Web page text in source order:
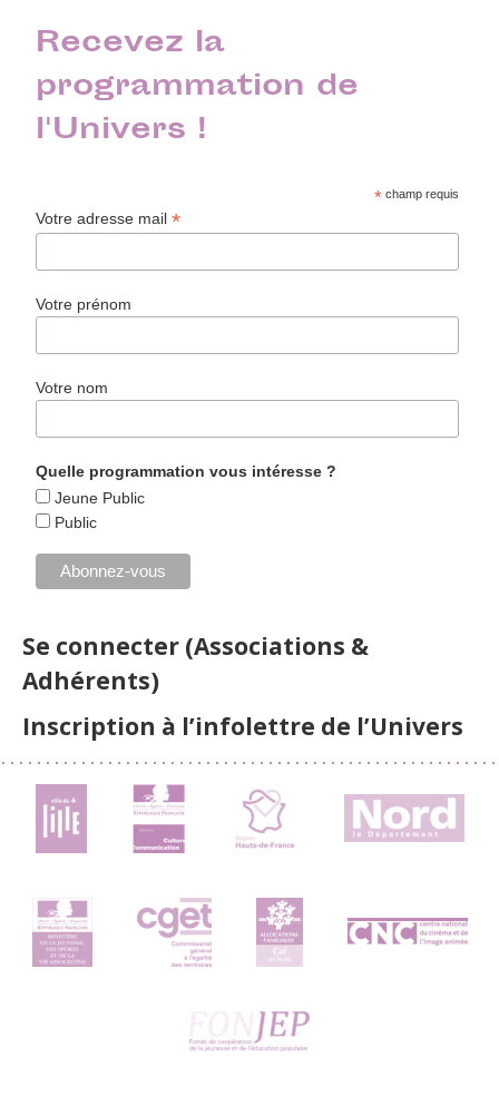
Recevez la
programmation de
l'Univers !
* champ requis
Votre adresse mail*
Votre prénom
Votre nom
Quelle programmation vous intéresse ?
Jeune Public
Public
Se connecter (Associations &
Adhérents)
Inscription à l’infolettre de l’Univers